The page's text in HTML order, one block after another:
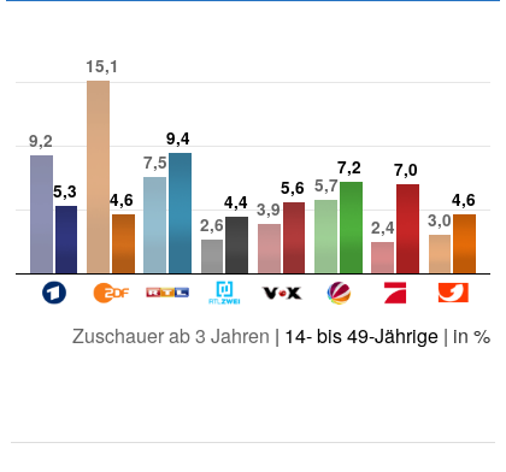
9,2
15,1
7,5
2,6
3,9
5,7
2,4
3,0
5,3 4,6
9,4
4,4
5,6
7,2
7,0
4,6
Zuschauer ab 3 Jahren | 14- bis 49-Jährige| in %